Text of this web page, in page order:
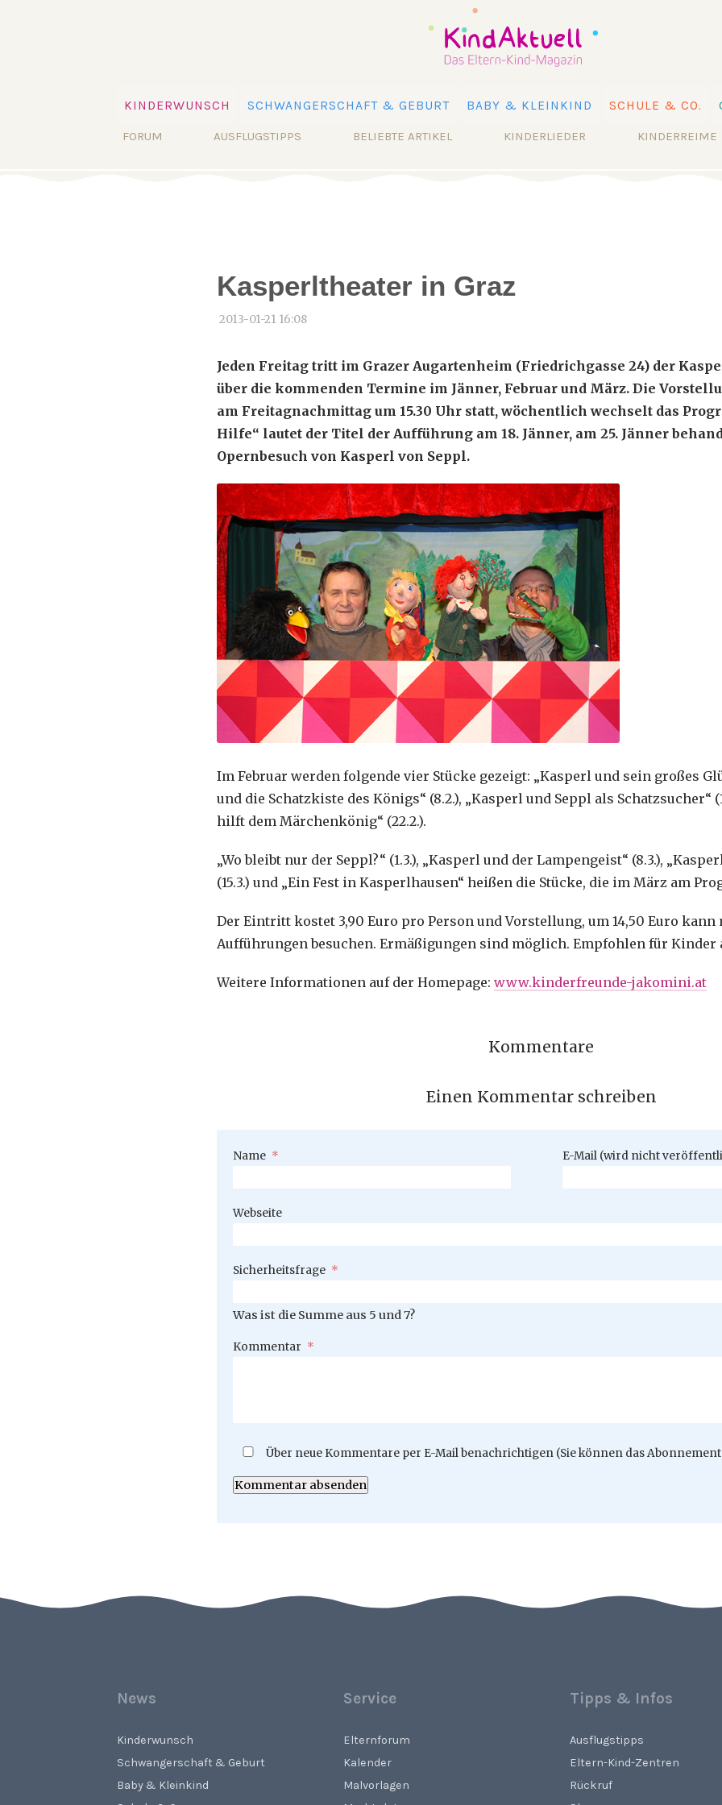
überspringen
KINDERWUNSCH SCHWANGERSCHAFT & GEBURT BABY & KLEINKIND SCHULE & CO.
Navigation
FORUM AUSFLUGSTIPPS BELIEBTE ARTIKEL KINDERLIEDER KINDERREIME
Kasperltheater in Graz
2013-01-21 16:08
Jeden Freitag tritt im Grazer Augartenheim (Friedrichgasse 24) der
über die kommenden Termine im Jänner, Februar und März. Die
am Freitagnachmittag um 15.30 Uhr statt, wöchentlich wechselt das
Hilfe“ lautet der Titel der Aufführung am 18. Jänner, am 25. Jänner
Opernbesuch von Kasperl von Seppl.
Im Februar werden folgende vier Stücke gezeigt: „Kasperl und sein großes
und die Schatzkiste des Königs“ (8.2.), „Kasperl und Seppl als Schatzsucher“
hilft dem Märchenkönig“ (22.2.).
„Wo bleibt nur der Seppl?“ (1.3.), „Kasperl und der Lampengeist“ (8.3.),
(15.3.) und „Ein Fest in Kasperlhausen“ heißen die Stücke, die im März am
Der Eintritt kostet 3,90 Euro pro Person und Vorstellung, um 14,50 Euro kann
Aufführungen besuchen. Ermäßigungen sind möglich. Empfohlen für Kinder
Weitere Informationen auf der Homepage: www.kinderfreunde-jakomini.at
Kommentare
Einen Kommentar schreiben
Pflichtfeld
Name * Pflichtfeld
E-Mail (wird nicht
Webseite
Pflichtfeld
Sicherheitsfrage *
Was ist die Summe aus 5 und 7?
Pflichtfeld
Kommentar *
Über neue Kommentare per E-Mail benachrichtigen (Sie können das
Kommentar absenden
News
Kinderwunsch
Schwangerschaft & Geburt
Baby & Kleinkind
Service
Elternforum
Kalender
Malvorlagen
Tipps & Infos
Ausflugstipps
Eltern-Kind-Zentren
Rückruf